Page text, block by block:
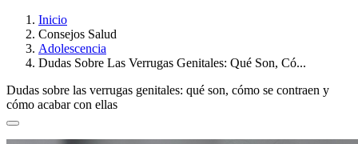
Breadcrumb
Inicio
Consejos Salud
Adolescencia
Dudas Sobre Las Verrugas Genitales: Qué Son, Có...
Dudas sobre las verrugas genitales: qué son, cómo se contraen y
cómo acabar con ellas